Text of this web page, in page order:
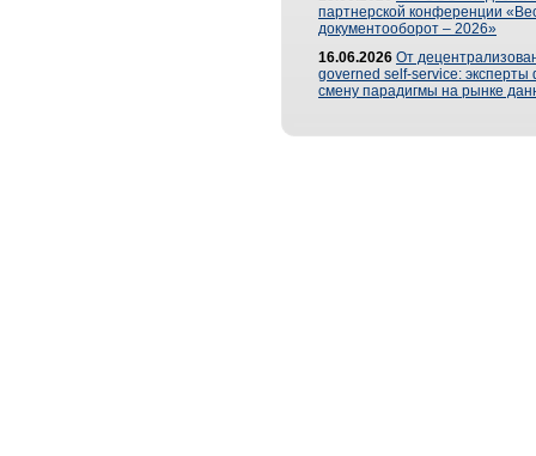
партнерской конференции
документооборот – 2026»
16.06.2026 От
governed self-service: эксперты
смену парадигмы на рынке